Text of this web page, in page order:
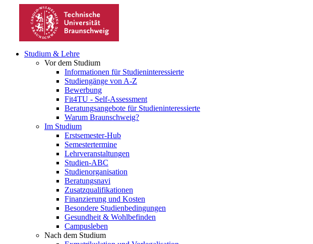
Studium & Lehre
Vor dem Studium
Informationen für Studieninteressierte
Studiengänge von A-Z
Bewerbung
Fit4TU - Self-Assessment
Beratungsangebote für Studieninteressierte
Warum Braunschweig?
Im Studium
Erstsemester-Hub
Semestertermine
Lehrveranstaltungen
Studien-ABC
Studienorganisation
Beratungsnavi
Zusatzqualifikationen
Finanzierung und Kosten
Besondere Studienbedingungen
Gesundheit & Wohlbefinden
Campusleben
Nach dem Studium